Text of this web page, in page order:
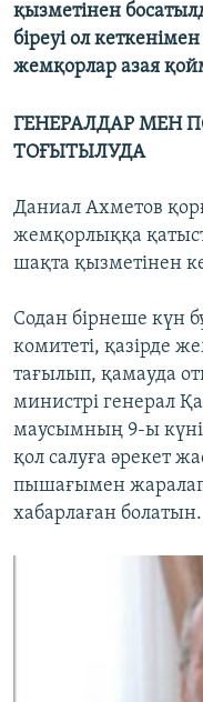
қызметінен
біреуі ол
жемқорлар азая
ГЕНЕРАЛДАР МЕН
ТОҒЫТЫЛУДА
Даниал Ахметов
жемқорлыққа
шақта қызметінен
Содан бірнеше күн
комитеті, қазірде
тағылып, қамауда
министрі генерал
маусымның 9-ы күні
қол салуға әрекет
пышағымен жаралап
хабарлаған болатын.